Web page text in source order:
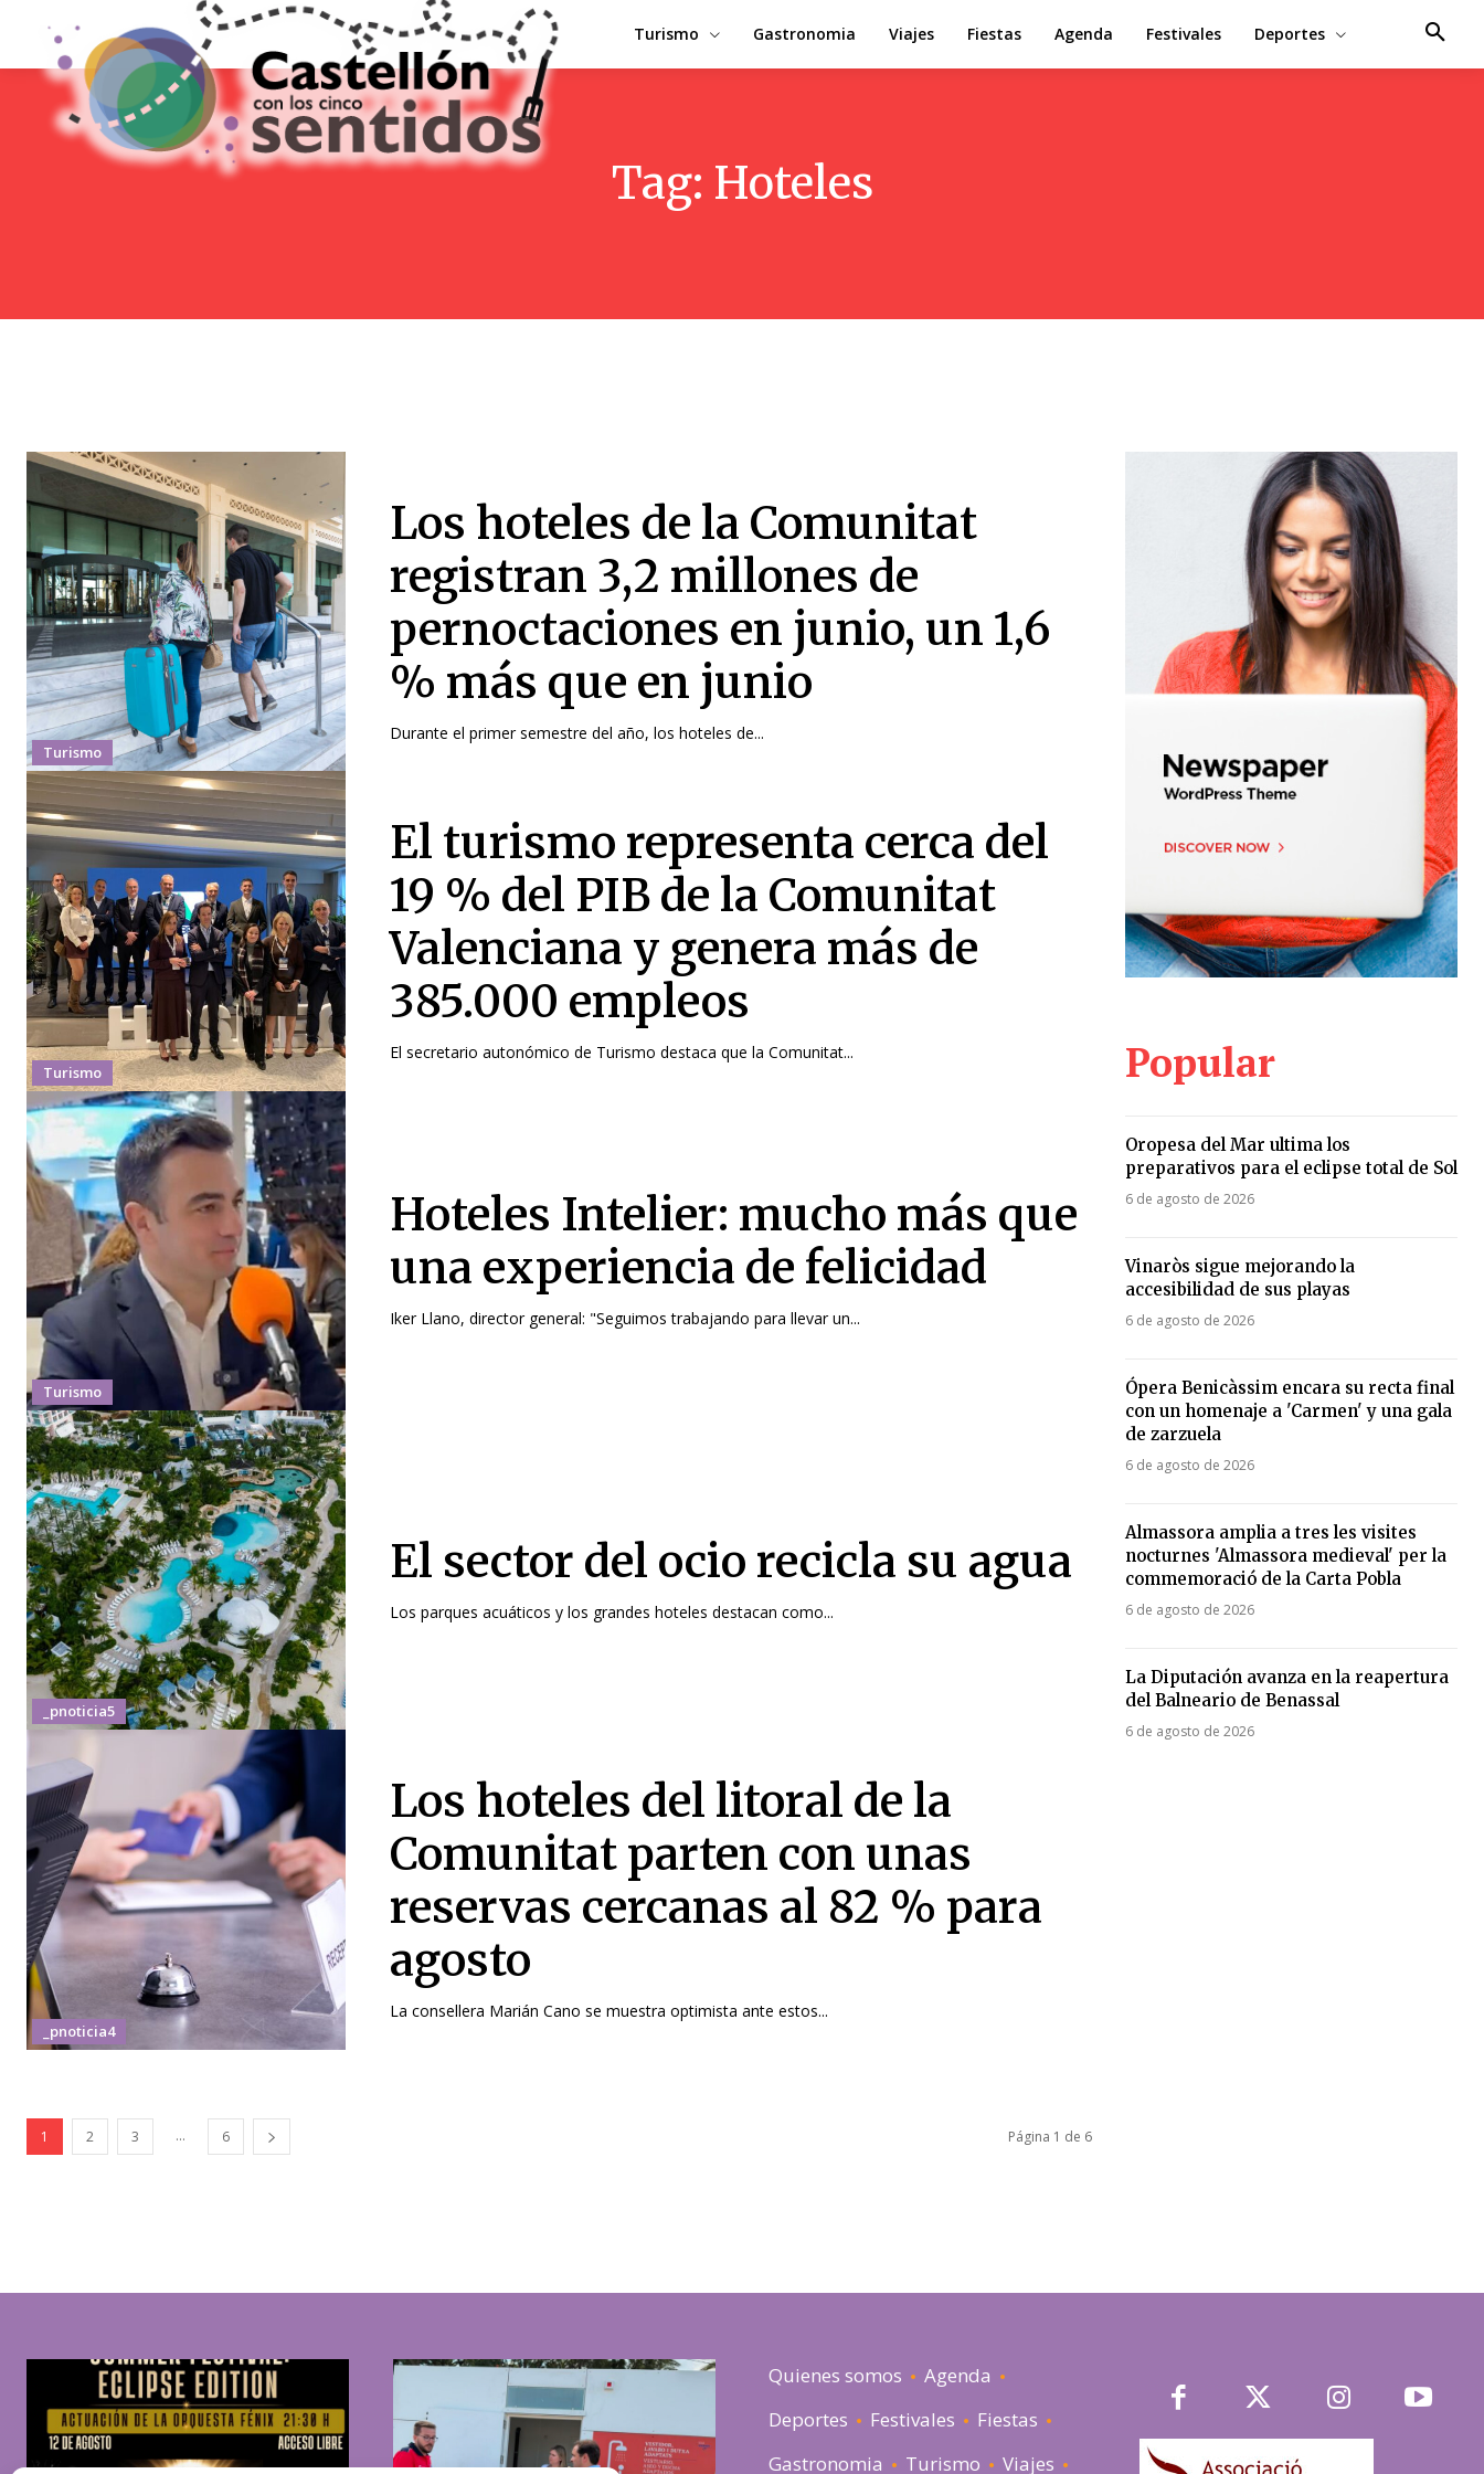
Turismo Gastronomia Viajes Fiestas Agenda Festivales Deportes
Tag: Hoteles
Turismo
Los hoteles de la Comunitat
registran 3,2 millones de
pernoctaciones en junio, un 1,6
% más que en junio
Durante el primer semestre del año, los hoteles de...
Turismo
El turismo representa cerca del
19 % del PIB de la Comunitat
Valenciana y genera más de
385.000 empleos
El secretario autonómico de Turismo destaca que la Comunitat...
Turismo
Hoteles Intelier: mucho más que
una experiencia de felicidad
Iker Llano, director general: "Seguimos trabajando para llevar un...
_pnoticia5
El sector del ocio recicla su agua
Los parques acuáticos y los grandes hoteles destacan como...
_pnoticia4
Los hoteles del litoral de la
Comunitat parten con unas
reservas cercanas al 82 % para
agosto
La consellera Marián Cano se muestra optimista ante estos...
1 2 3 ... 6 Página 1 de 6
Popular
Oropesa del Mar ultima los
preparativos para el eclipse total de Sol
6 de agosto de 2026
Vinaròs sigue mejorando la
accesibilidad de sus playas
6 de agosto de 2026
Ópera Benicàssim encara su recta final
con un homenaje a 'Carmen' y una gala
de zarzuela
6 de agosto de 2026
Almassora amplia a tres les visites
nocturnes 'Almassora medieval' per la
commemoració de la Carta Pobla
6 de agosto de 2026
La Diputación avanza en la reapertura
del Balneario de Benassal
6 de agosto de 2026
Quienes somos
Agenda
Deportes
Festivales
Fiestas
Gastronomia
Turismo Viajes